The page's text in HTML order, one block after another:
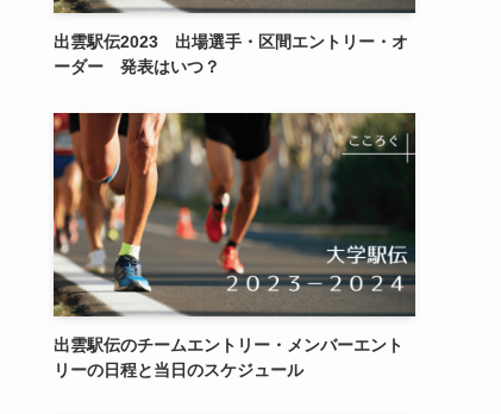
出雲駅伝2023 出場選手・区間エントリー・オ
ーダー 発表はいつ？
出雲駅伝のチームエントリー・メンバーエント
リーの日程と当日のスケジュール